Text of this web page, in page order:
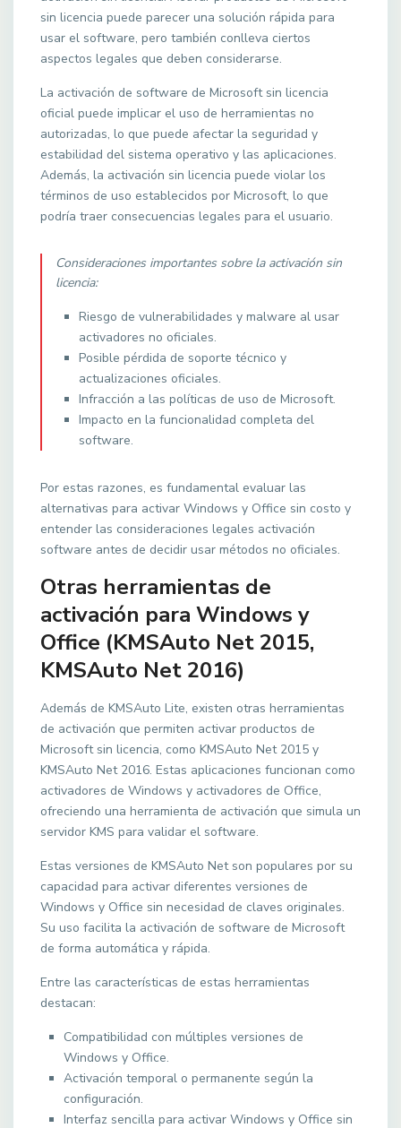
sin licencia puede parecer una solución rápida para
usar el software, pero también conlleva ciertos
aspectos legales que deben considerarse.
La activación de software de Microsoft sin licencia
oficial puede implicar el uso de herramientas no
autorizadas, lo que puede afectar la seguridad y
estabilidad del sistema operativo y las aplicaciones.
Además, la activación sin licencia puede violar los
términos de uso establecidos por Microsoft, lo que
podría traer consecuencias legales para el usuario.
Consideraciones importantes sobre la activación sin
licencia:
Riesgo de vulnerabilidades y malware al usar
activadores no oficiales.
Posible pérdida de soporte técnico y
actualizaciones oficiales.
Infracción a las políticas de uso de Microsoft.
Impacto en la funcionalidad completa del
software.
Por estas razones, es fundamental evaluar las
alternativas para activar Windows y Office sin costo y
entender las consideraciones legales activación
software antes de decidir usar métodos no oficiales.
Otras herramientas de
activación para Windows y
Office (KMSAuto Net 2015,
KMSAuto Net 2016)
Además de KMSAuto Lite, existen otras herramientas
de activación que permiten activar productos de
Microsoft sin licencia, como KMSAuto Net 2015 y
KMSAuto Net 2016. Estas aplicaciones funcionan como
activadores de Windows y activadores de Office,
ofreciendo una herramienta de activación que simula un
servidor KMS para validar el software.
Estas versiones de KMSAuto Net son populares por su
capacidad para activar diferentes versiones de
Windows y Office sin necesidad de claves originales.
Su uso facilita la activación de software de Microsoft
de forma automática y rápida.
Entre las características de estas herramientas
destacan:
Compatibilidad con múltiples versiones de
Windows y Office.
Activación temporal o permanente según la
configuración.
Interfaz sencilla para activar Windows y Office sin